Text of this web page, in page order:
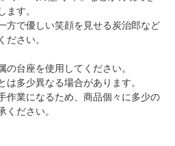
ます。
方で優しい笑顔を見せる炭治郎など
ださい。
台座を使用してください。
多少異なる場合があります。
作業になるため、商品個々に多少の
ください。